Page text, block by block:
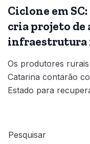
Ciclone em
cria projeto de
infraestrutura
Os produtores
Catarina contarão
Estado para
Pesquisar